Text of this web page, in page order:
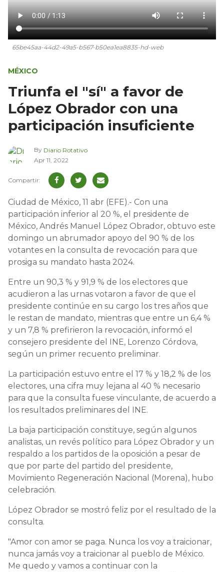
65be45aa-44d2-49a5-b567-b50ea1ea8835-hd-web
MÉXICO
Triunfa el "sí" a favor de
López Obrador con una
participación insuficiente
By Diario Rotativo
Apr 11, 2022
Ciudad de México, 11 abr (EFE).- Con una
participación inferior al 20 %, el presidente de
México, Andrés Manuel López Obrador, obtuvo este
domingo un abrumador apoyo del 90 % de los
votantes en la consulta de revocación para que
prosiga su mandato hasta 2024.
Entre un 90,3 % y 91,9 % de los electores que
acudieron a las urnas votaron a favor de que el
presidente continúe en su cargo los tres años que
le restan de mandato, mientras que entre un 6,4 %
y un 7,8 % prefirieron la revocación, informó el
consejero presidente del INE, Lorenzo Córdova,
según un primer recuento preliminar.
La participación estuvo entre el 17 % y 18,2 % de los
electores, una cifra muy lejana al 40 % necesario
para que la consulta fuese vinculante, de acuerdo a
los resultados preliminares del INE.
La baja participación constituye, según algunos
analistas, un revés político para López Obrador y un
respaldo a los partidos de la oposición a pesar de
que por parte del partido del presidente,
Movimiento Regeneración Nacional (Morena), hubo
celebración.
López Obrador se mostró feliz por el resultado de la
consulta.
"Amor con amor se paga. Nunca los voy a traicionar,
nunca jamás voy a traicionar al pueblo de México.
Me quedo y vamos a continuar con la